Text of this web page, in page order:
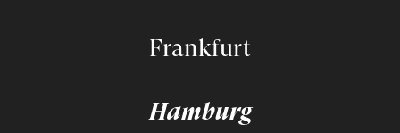
Frankfurt
Hamburg